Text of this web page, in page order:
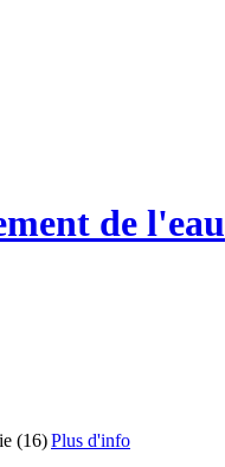
de l'eau
(16)Plus d'info